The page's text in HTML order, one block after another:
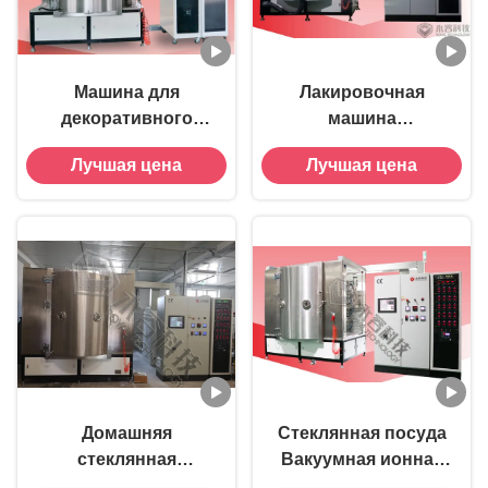
Машина для
декоративного
покрытия
стеклоизделий PVD
Лучшая цена
Лакировочная
машина
стеклоизделия ПВД,
кристаллическая
вакуума ПВД
Лучшая цена
Домашняя
стеклянная
Стеклянная посуда
Вакуумная ионная